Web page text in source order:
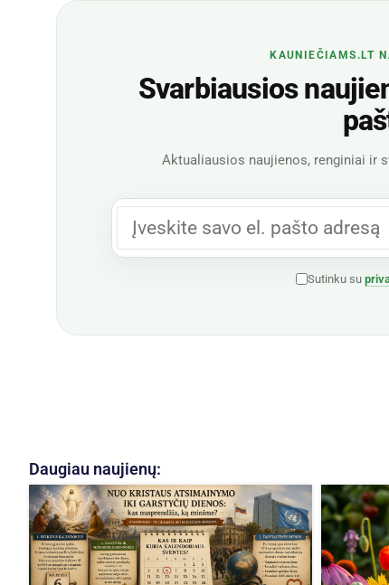
KAUNIEČIAMS.LT
Svarbiausios
Aktualiausios naujienos, renginiai ir
Sutinku su
Daugiau naujienų: